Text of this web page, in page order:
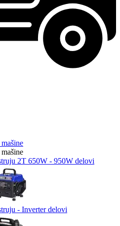
2T 650W - 950W delovi
- Inverter delovi